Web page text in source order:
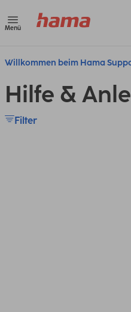
Menü
Willkommen beim Hama
Hilfe &
Filter